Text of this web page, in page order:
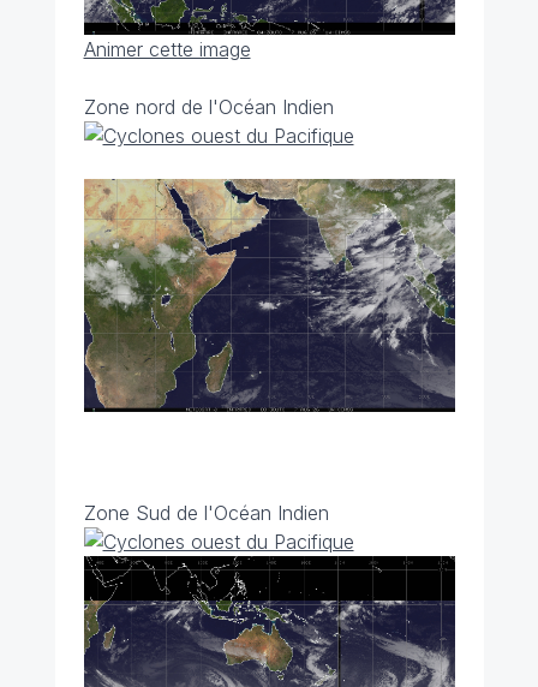
Animer cette image
Zone nord de l'Océan Indien
Zone Sud de l'Océan Indien